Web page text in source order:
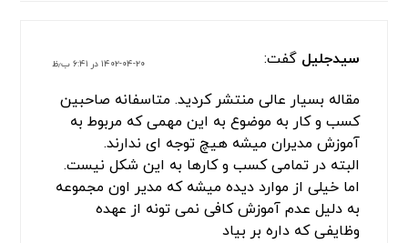
سیدجلیل گفت: ۱۴۰۲-۰۴-۲۰ در ۶:۴۱ ب٫ظ
مقاله بسیار عالی منتشر کردید. متاسفانه صاحبین
کسب و کار به موضوع به این مهمی که مربوط به
آموزش مدیران میشه هیچ توجه ای ندارند.
البته در تمامی کسب و کارها به این شکل نیست.
اما خیلی از موارد دیده میشه که مدیر اون مجموعه
به دلیل عدم آموزش کافی نمی تونه از عهده
وظایفی که داره بر بیاد